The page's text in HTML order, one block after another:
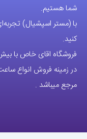
شما هستیم.
با (مستر اسپشیال)
کنید.
در زمینه فروش انواع
مرجع میباشد .